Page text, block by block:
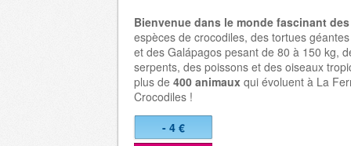
Bienvenue dans le monde fascinant
espèces de crocodiles, des tortues
et des Galápagos pesant de 80 à 150 kg,
serpents, des poissons et des oiseaux
plus de 400 animaux qui évoluent à La
Crocodiles !
- 4 €